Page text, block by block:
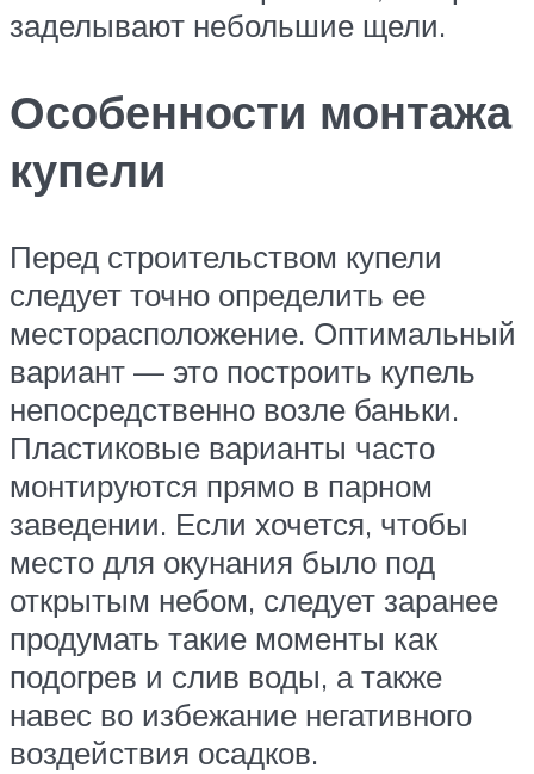
заделывают небольшие щели.
Особенности монтажа
купели
Перед строительством купели
следует точно определить ее
месторасположение. Оптимальный
вариант — это построить купель
непосредственно возле баньки.
Пластиковые варианты часто
монтируются прямо в парном
заведении. Если хочется, чтобы
место для окунания было под
открытым небом, следует заранее
продумать такие моменты как
подогрев и слив воды, а также
навес во избежание негативного
воздействия осадков.